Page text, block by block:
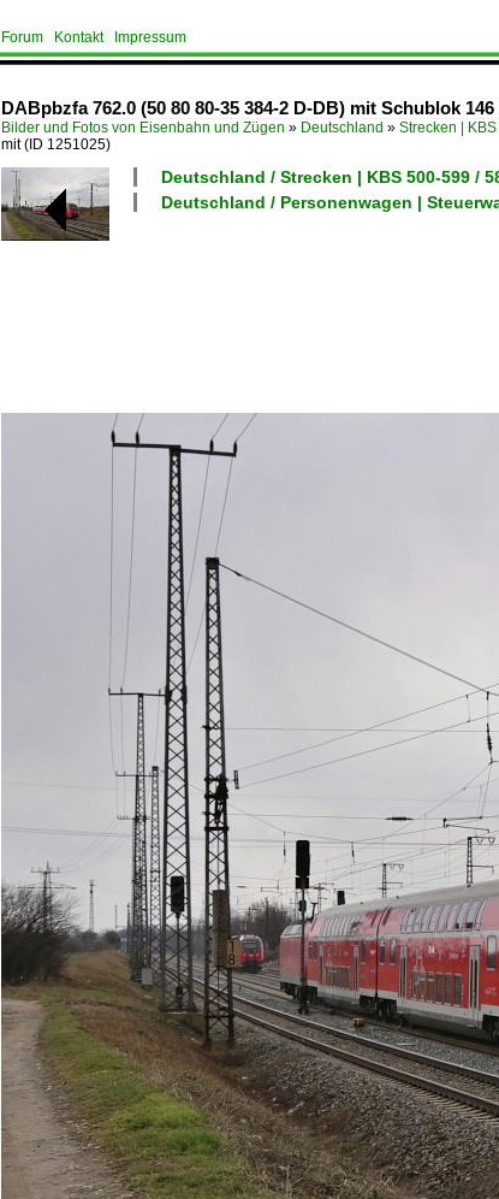
Forum Kontakt Impressum
DABpbzfa 762.0 (50 80 80-35 384-2 D-DB) mit Schublok
Bilder und Fotos von Eisenbahn und Zügen » Deutschland » Strecken |
mit(ID 1251025)
Deutschland / Strecken | KBS 500-599
Deutschland / Personenwagen |